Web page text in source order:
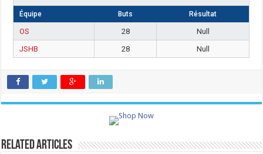
Équipe Buts Résultat
OS 28
Null
JSHB
28 Null
Related Articles